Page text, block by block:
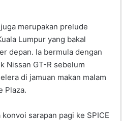
merupakan prelude
Lumpur yang bakal
depan. Ia bermula dengan
Nissan GT-R sebelum
di jamuan makan malam
Plaza.
sarapan pagi ke SPICE